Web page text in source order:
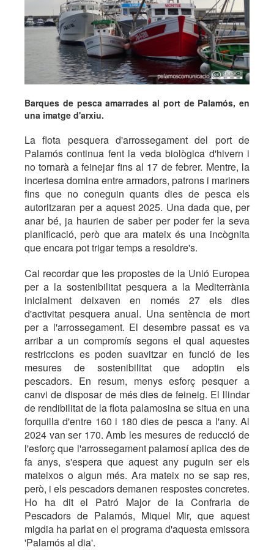
Barques de pesca amarrades al port de Palamós, en
una imatge d'arxiu.
La flota pesquera d'arrossegament del port de
Palamós continua fent la veda biològica d'hivern i
no tornarà a feinejar fins al 17 de febrer. Mentre, la
incertesa domina entre armadors, patrons i mariners
fins que no coneguin quants dies de pesca els
autoritzaran per a aquest 2025. Una dada que, per
anar bé, ja haurien de saber per poder fer la seva
planificació, però que ara mateix és una incògnita
que encara pot trigar temps a resoldre's.
Cal recordar que les propostes de la Unió Europea
per a la sostenibilitat pesquera a la Mediterrània
inicialment deixaven en només 27 els dies
d'activitat pesquera anual. Una sentència de mort
per a l'arrossegament. El desembre passat es va
arribar a un compromís segons el qual aquestes
restriccions es poden suavitzar en funció de les
mesures de sostenibilitat que adoptin els
pescadors. En resum, menys esforç pesquer a
canvi de disposar de més dies de feineig. El llindar
de rendibilitat de la flota palamosina se situa en una
forquilla d'entre 160 i 180 dies de pesca a l'any. Al
2024 van ser 170. Amb les mesures de reducció de
l'esforç que l'arrossegament palamosí aplica des de
fa anys, s'espera que aquest any puguin ser els
mateixos o algun més. Ara mateix no se sap res,
però, i els pescadors demanen respostes concretes.
Ho ha dit el Patró Major de la Confraria de
Pescadors de Palamós, Miquel Mir, que aquest
migdia ha parlat en el programa d'aquesta emissora
'Palamós al dia'.